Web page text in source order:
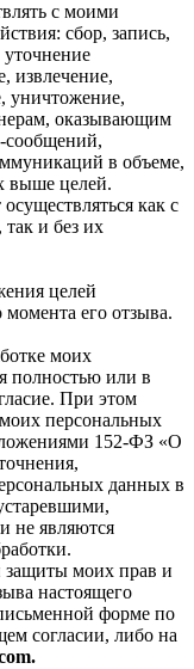
с моими
сбор, запись,
извлечение,
уничтожение,
оказывающим
в объеме,
выше целей.
как с
так и без их
целей
его отзыва.
моих
полностью или в
При этом
персональных
152-ФЗ «О
данных в
не являются
защиты моих прав и
настоящего
форме по
согласии, либо на